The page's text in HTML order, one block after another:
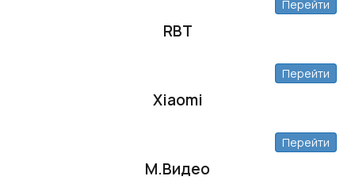
Перейти
RBT
Перейти
Xiaomi
Перейти
М.Видео